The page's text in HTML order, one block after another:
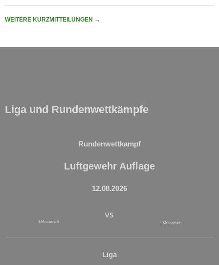
WEITERE KURZMITTEILUNGEN →
Liga und Rundenwettkämpfe
Rundenwettkampf
Luftgewehr Auflage
12.08.2026
1. Mannschaft
vs
1. Mannschaft
Liga